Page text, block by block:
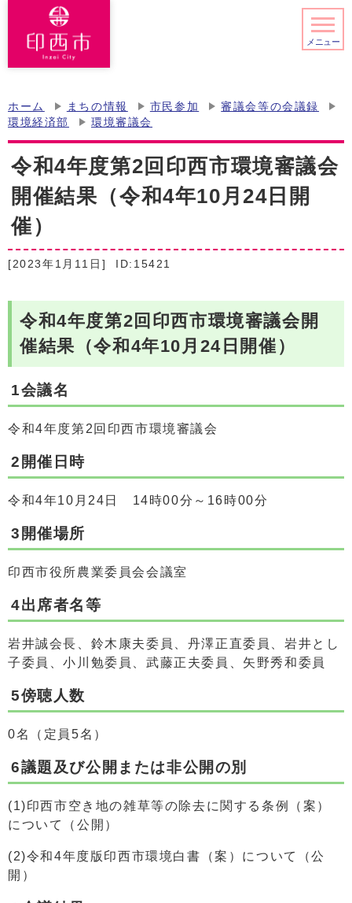
メニュー
ホーム まちの情報 市民参加
審議会等の会議録
環境経済部
環境審議会
令和4年度第2回印西市環境審議会
開催結果（令和4年10月24日開
催）
[2023年1月11日] ID:15421
令和4年度第2回印西市環境審議会開
催結果（令和4年10月24日開催）
1会議名
令和4年度第2回印西市環境審議会
2開催日時
令和4年10月24日 14時00分～16時00分
3開催場所
印西市役所農業委員会会議室
4出席者名等
岩井誠会長、鈴木康夫委員、丹澤正直委員、岩井とし
子委員、小川勉委員、武藤正夫委員、矢野秀和委員
5傍聴人数
0名（定員5名）
6議題及び公開または非公開の別
(1)印西市空き地の雑草等の除去に関する条例（案）
について（公開）
(2)令和4年度版印西市環境白書（案）について（公
開）